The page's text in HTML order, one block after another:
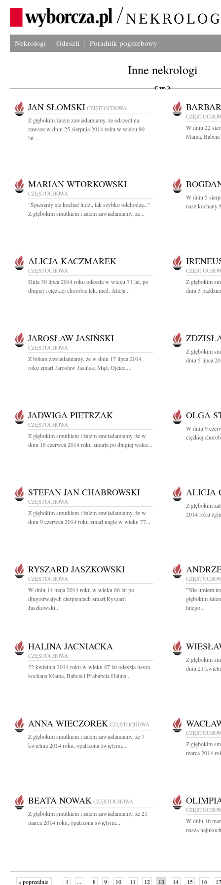
Nekrologi Odeszli Poradnik pogrzebowy
Inne nekrologi
JAN SŁOMSKI CZĘSTOCHOWA
Z głębokim żalem zawiadamiamy, że odszedł na
zawsze w dniu 25 sierpnia 2014 roku w wieku 90
lat...
W dniu 22
Mama,
MARIAN WTORKOWSKI
CZĘSTOCHOWA
"Śpieszmy się kochać ludzi, tak szybko odchodzą..."
Z głębokim smutkiem i żalem zawiadamiamy, że...
W dniu 5
nasz kochany
ALICJA KACZMAREK
CZĘSTOCHOWA
Dnia 30 lipca 2014 roku odeszła w wieku 71 lat, po
długiej i ciężkiej chorobie lek. med. Alicja...
Z głębokim
dniu 5
JAROSŁAW JASIŃSKI
CZĘSTOCHOWA
Z bólem zawiadamiamy, że w dniu 17 lipca 2014
roku zmarł Jarosław Jasiński Mąż, Ojciec,...
Z głębokim
dniu 5 lipca
JADWIGA PIETRZAK
CZĘSTOCHOWA
Z głębokim smutkiem i żalem zawiadamiamy, że w
dniu 18 czerwca 2014 roku zmarła po długiej walce...
OLGA
W dniu 9
ciężkiej
STEFAN JAN CHABROWSKI
CZĘSTOCHOWA
Z głębokim smutkiem i żalem zawiadamiamy, że w
dniu 9 czerwca 2014 roku zmarł nagle w wieku 77...
ALICJA
Z głębokim
2014 roku
RYSZARD JASZKOWSKI
CZĘSTOCHOWA
W dniu 14 maja 2014 roku w wieku 86 lat po
długotrwałych cierpieniach zmarł Ryszard
Jaszkowski...
"Nie umiera
głębokim
lutego...
HALINA JACNIACKA
CZĘSTOCHOWA
22 kwietnia 2014 roku w wieku 87 lat odeszła nasza
kochana Mama, Babcia i Prababcia Halina...
Z głębokim
dniu 21
ANNA WIECZOREK CZĘSTOCHOWA
Z głębokim smutkiem i żalem zawiadamiamy, że 7
kwietnia 2014 roku, opatrzona świętymi...
Z głębokim
marca 2014
BEATA NOWAK CZĘSTOCHOWA
Z głębokim smutkiem i żalem zawiadamiamy, że 21
marca 2014 roku, opatrzona świętymi...
W dniu 16
nasza
« poprzednie 1 ... 8 9 10 11 12 13 14 15 16 17